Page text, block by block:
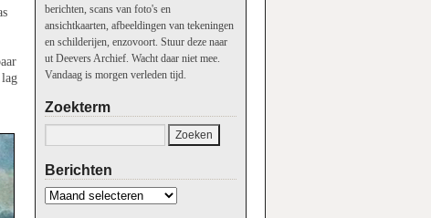
berichten, scans van foto's en
ansichtkaarten, afbeeldingen van tekeningen
en schilderijen, enzovoort. Stuur deze naar
ut Deevers Archief. Wacht daar niet mee.
Vandaag is morgen verleden tijd.
Zoekterm
Berichten